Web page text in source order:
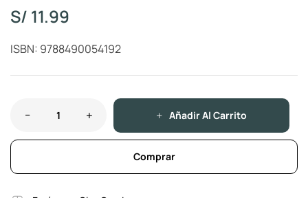
S/ 11.99
ISBN: 9788490054192
Añadir Al Carrito
Comprar